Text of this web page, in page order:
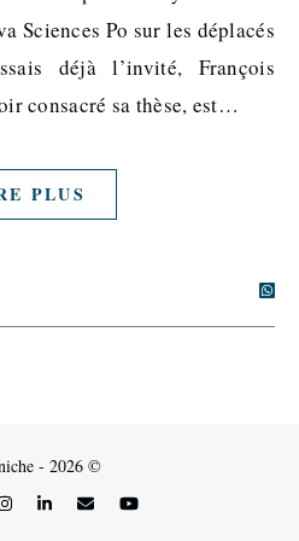
Sciences Po sur les déplacés
déjà l’invité, François
consacré sa thèse, est…
PLUS
- 2026 ©